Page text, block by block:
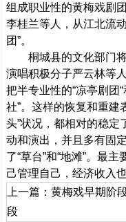
组成职业性的黄梅戏剧
李桂兰等人，从江北流
团”。
桐城县的文化部门
演唱积极分子严云林等
把半专业性的“凉亭剧团
社”。这样的恢复和重建
头”状况，都相对的稳定
动和演出，并且多有固
了“草台”和“地滩”。最
己管理自己，经济收入
上一篇：黄梅戏早期阶
段